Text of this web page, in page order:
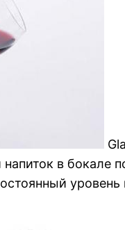
в бокале
уровень